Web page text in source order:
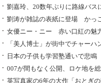
劉嘉玲、20数年ぶりに路線バス
興奮
劉涛が雑誌の表紙に登場 かっ
クシー
女優ニー・ニー 赤い口紅の魅
「美人博士」が街中でチャーハ
日本の子供も学習塾通いで悲鳴
007が間もなく公開、ロケ地を
英写真家の6年の大作「おとぎの